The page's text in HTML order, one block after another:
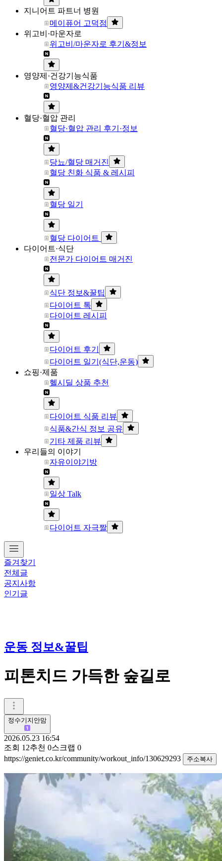
지니어트 파트너 병원
메이퓨어 고덕점
위고비·마운자로
위고비/마운자로 후기&정보
영양제·건강기능식품
영양제&건강기능식품 리뷰
혈당·혈압 관리
혈당·혈압 관리 후기·정보
당뇨/혈당 매거진
혈당 친화 식품 & 레시피
혈당 일기
혈당 다이어트
다이어트·식단
전문가 다이어트 매거진
식단 정보&꿀팁
다이어트 톡
다이어트 레시피
다이어트 후기
다이어트 일기(식단,운동)
쇼핑·제품
헬시딜 상품 추천
다이어트 식품 리뷰
식품&간식 정보 공유
기타 제품 리뷰
우리들의 이야기
자유이야기방
일상 Talk
다이어트 자극짤
즐겨찾기
전체글
공지사항
인기글
운동 정보&꿀팁
피톤치드 가득한 숲길로
정수기지안맘
2026.05.23 16:54
조회 12추천 0스크랩 0
https://geniet.co.kr/community/workout_info/130629293
주소복사